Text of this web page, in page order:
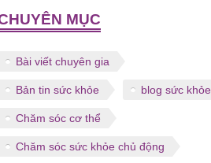
MỤC
Bài viết chuyên gia
Bản tin sức khỏe blog sức khỏe
Chăm sóc cơ thể
Chăm sóc sức khỏe chủ động